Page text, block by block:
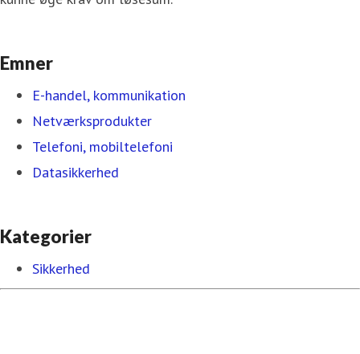
Emner
E-handel, kommunikation
Netværksprodukter
Telefoni, mobiltelefoni
Datasikkerhed
Kategorier
Sikkerhed